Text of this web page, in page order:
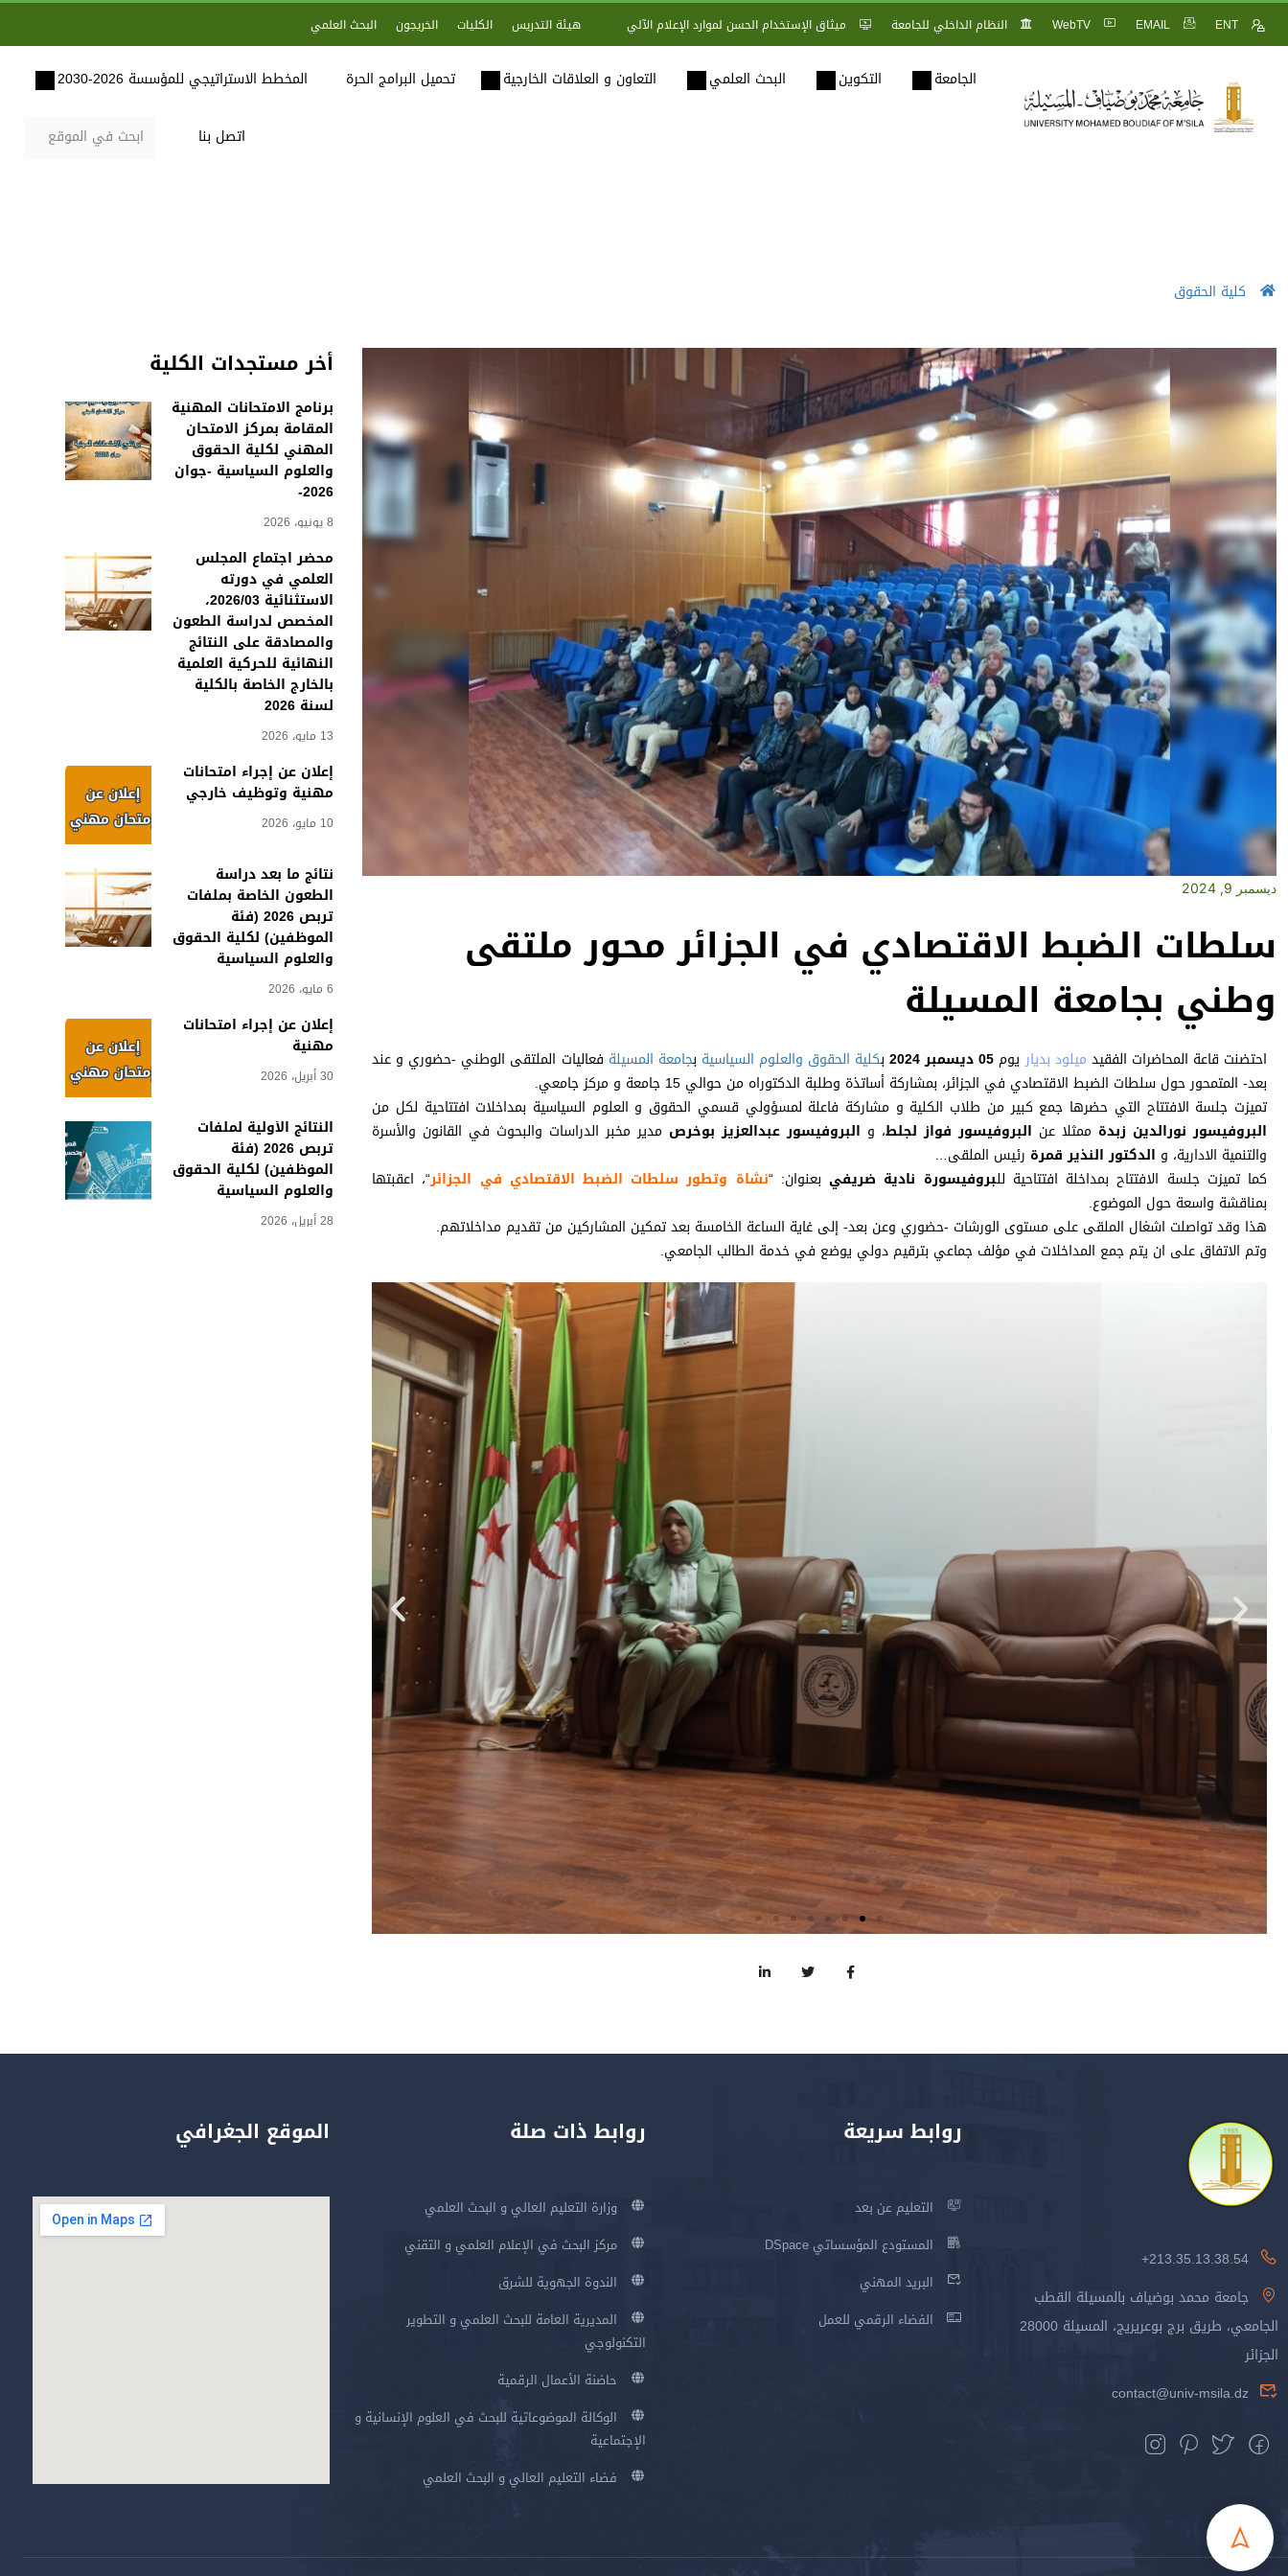
ENT
EMAIL
WebTV النظام الداخلي للجامعة ميثاق الإستخدام الحسن لموارد الإعلام الآلي هيئة التدريس الكليات الخريجون البحث العلمي
الجامعة التكوين البحث العلمي التعاون و العلاقات الخارجية تحميل البرامج الحرة المخطط الاستراتيجي للمؤسسة 2026-2030
اتصل بنا
كلية الحقوق
أخر مستجدات الكلية
برنامج الامتحانات المهنية
المقامة بمركز الامتحان
المهني لكلية الحقوق
والعلوم السياسية -جوان
2026-
8 يونيو، 2026
محضر اجتماع المجلس
العلمي في دورته
الاستثنائية 2026/03،
المخصص لدراسة الطعون
والمصادقة على النتائج
النهائية للحركية العلمية
بالخارج الخاصة بالكلية
لسنة 2026
13 مايو، 2026
إعلان عن إجراء امتحانات
مهنية وتوظيف خارجي
10 مايو، 2026
نتائج ما بعد دراسة
الطعون الخاصة بملفات
تربص 2026 (فئة
الموظفين) لكلية الحقوق
والعلوم السياسية
6 مايو، 2026
إعلان عن إجراء امتحانات
مهنية
30 أبريل، 2026
النتائج الأولية لملفات
تربص 2026 (فئة
الموظفين) لكلية الحقوق
والعلوم السياسية
28 أبريل، 2026
ديسمبر 9, 2024
سلطات الضبط الاقتصادي في الجزائر محور ملتقى
وطني بجامعة المسيلة
احتضنت قاعة المحاضرات الفقيد ميلود بدياريوم05 ديسمبر 2024 بكلية الحقوق والعلوم السياسية بجامعة المسيلة فعاليات الملتقى الوطني -حضوري و عند
بعد- المتمحور حول سلطات الضبط الاقتصادي في الجزائر، بمشاركة أساتذة وطلبة الدكتوراه من حوالي 15 جامعة و مركز جامعي.
تميزت جلسة الافتتاح التي حضرها جمع كبير من طلاب الكلية و مشاركة فاعلة لمسؤولي قسمي الحقوق و العلوم السياسية بمداخلات افتتاحية لكل من
البروفيسور نورالدين زبدة ممثلا عن البروفيسور فواز لجلط، و البروفيسور عبدالعزيز بوخرص مدير مخبر الدراسات والبحوث في القانون والأسرة
والتنمية الادارية، و الدكتور النذير قمرة رئيس الملقى…
كما تميزت جلسة الافتتاح بمداخلة افتتاحية للبروفيسورة نادية ضريفي بعنوان: “نشاة وتطور سلطات الضبط الاقتصادي في الجزائر“، اعقبتها
بمناقشة واسعة حول الموضوع.
هذا وقد تواصلت اشغال الملقى على مستوى الورشات -حضوري وعن بعد- إلى غاية الساعة الخامسة بعد تمكين المشاركين من تقديم مداخلاتهم.
وتم الاتفاق على ان يتم جمع المداخلات في مؤلف جماعي بترقيم دولي يوضع في خدمة الطالب الجامعي.
للأنشطة للأنشطة
كلية الحقوق و
العلوم السياسية
213.35.13.38.54+
جامعة محمد بوضياف بالمسيلة القطب
الجامعي، طريق برج بوعريريج، المسيلة 28000
الجزائر
contact@univ-msila.dz
روابط سريعة
التعليم عن بعد
المستودع المؤسساتي DSpace
البريد المهني
الفضاء الرقمي للعمل
روابط ذات صلة
وزارة التعليم العالي و البحث العلمي
مركز البحث في الإعلام العلمي و التقني
الندوة الجهوية للشرق
المديرية العامة للبحث العلمي و التطوير
التكنولوجي
حاضنة الأعمال الرقمية
الوكالة الموضوعاتية للبحث في العلوم الإنسانية و
الإجتماعية
فضاء التعليم العالي و البحث العلمي
الموقع الجغرافي